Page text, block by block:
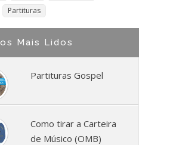
Partituras
Mais Lidos
Partituras Gospel
Como tirar a Carteira
de Músico (OMB)